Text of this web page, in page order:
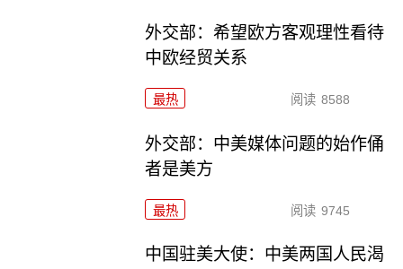
外交部：希望欧方客观理性看待
中欧经贸关系
最热 阅读 8588
外交部：中美媒体问题的始作俑
者是美方
最热 阅读 9745
中国驻美大使：中美两国人民渴